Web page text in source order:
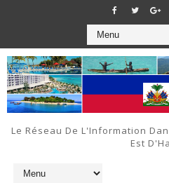
Le Réseau De L'Information
Est